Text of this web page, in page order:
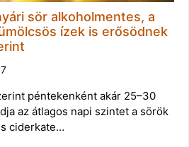
sör alkoholmentes, a
ízek is erősödnek
péntekenként akár 25–30
az átlagos napi szintet a sörök
ciderkate…